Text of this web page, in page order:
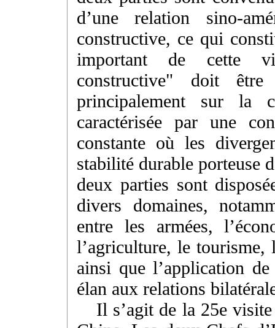
d’une relation sino-
constructive, ce qui
important de cette
constructive" doit
principalement sur la
caractérisée par une
constante où les
stabilité durable porteuse
deux parties sont
divers domaines,
entre les armées,
l’agriculture, le tourisme,
ainsi que l’application
élan aux relations
Il s’agit de la 25e